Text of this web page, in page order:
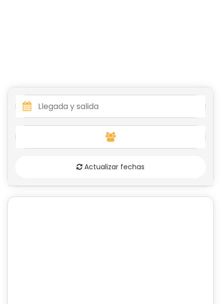
Actualizar fechas